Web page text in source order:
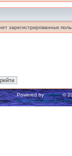
зарегистрированных
Powered byphpBB©
Русская поддержка